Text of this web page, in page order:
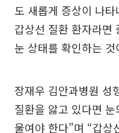
도 새롭게 증상이 나
갑상선 질환 환자라면
눈 상태를 확인하는
장재우 김안과병원 성
질환을 앓고 있다면
울여야 한다”며 “갑상